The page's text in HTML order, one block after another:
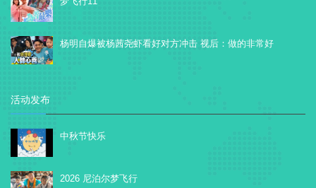
杨明自爆被杨茜尧虾看好对方冲击 视后：做的非常好
活动发布
中秋节快乐
2026 尼泊尔梦飞行